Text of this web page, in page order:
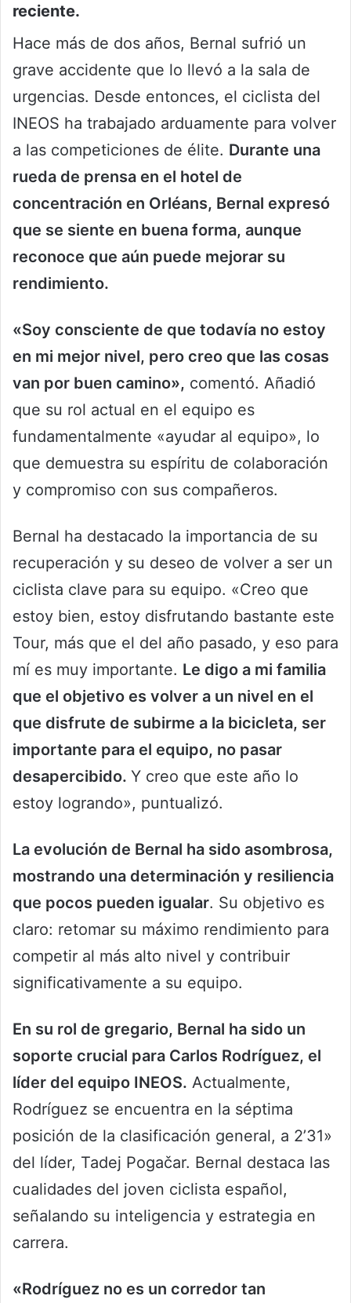
reciente.
Hace más de dos años, Bernal sufrió un
grave accidente que lo llevó a la sala de
urgencias. Desde entonces, el ciclista del
INEOS ha trabajado arduamente para volver
a las competiciones de élite. Durante una
rueda de prensa en el hotel de
concentración en Orléans, Bernal expresó
que se siente en buena forma, aunque
reconoce que aún puede mejorar su
rendimiento.
«Soy consciente de que todavía no estoy
en mi mejor nivel, pero creo que las cosas
van por buen camino», comentó. Añadió
que su rol actual en el equipo es
fundamentalmente «ayudar al equipo», lo
que demuestra su espíritu de colaboración
y compromiso con sus compañeros.
Bernal ha destacado la importancia de su
recuperación y su deseo de volver a ser un
ciclista clave para su equipo. «Creo que
estoy bien, estoy disfrutando bastante este
Tour, más que el del año pasado, y eso para
mí es muy importante. Le digo a mi familia
que el objetivo es volver a un nivel en el
que disfrute de subirme a la bicicleta, ser
importante para el equipo, no pasar
desapercibido. Y creo que este año lo
estoy logrando», puntualizó.
La evolución de Bernal ha sido asombrosa,
mostrando una determinación y resiliencia
que pocos pueden igualar. Su objetivo es
claro: retomar su máximo rendimiento para
competir al más alto nivel y contribuir
significativamente a su equipo.
En su rol de gregario, Bernal ha sido un
soporte crucial para Carlos Rodríguez, el
líder del equipo INEOS. Actualmente,
Rodríguez se encuentra en la séptima
posición de la clasificación general, a 2’31»
del líder, Tadej Pogačar. Bernal destaca las
cualidades del joven ciclista español,
señalando su inteligencia y estrategia en
carrera.
«Rodríguez no es un corredor tan